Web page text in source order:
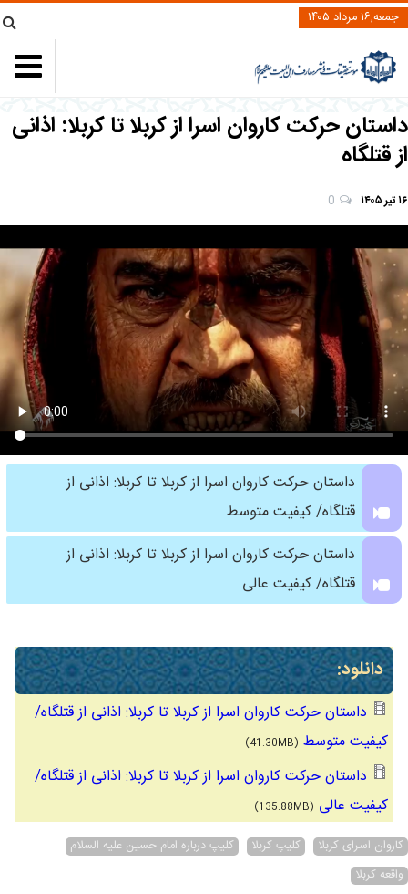
جمعه,۱۶ مرداد ۱۴۰۵
داستان حرکت کاروان اسرا از کربلا تا کربلا: اذانی
از قتلگاه
۱۶ تیر ۱۴۰۵ 0
داستان حرکت کاروان اسرا از کربلا تا کربلا: اذانی از
قتلگاه/ کیفیت متوسط
داستان حرکت کاروان اسرا از کربلا تا کربلا: اذانی از
قتلگاه/ کیفیت عالی
دانلود:
داستان حرکت کاروان اسرا از کربلا تا کربلا: اذانی از قتلگاه/
کیفیت متوسط (41.30MB)
داستان حرکت کاروان اسرا از کربلا تا کربلا: اذانی از قتلگاه/
کیفیت عالی (135.88MB)
کاروان اسرای کربلا کلیپ کربلا
کلیپ درباره امام حسین علیه السلام
واقعه کربلا